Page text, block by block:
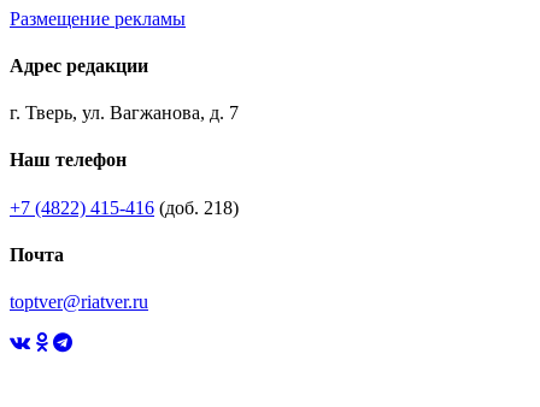
Размещение рекламы
Адрес редакции
г. Тверь, ул. Вагжанова, д. 7
Наш телефон
+7 (4822) 415-416 (доб. 218)
Почта
toptver@riatver.ru